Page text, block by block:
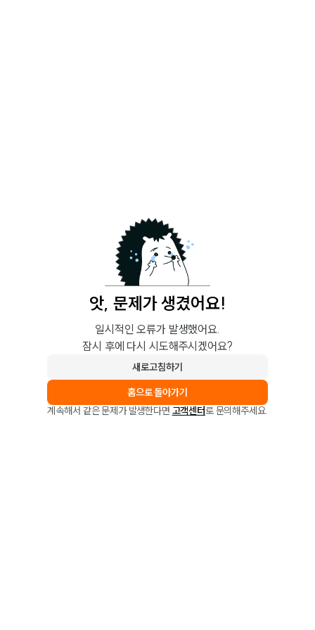
앗, 문제가 생겼어요!
일시적인 오류가 발생했어요.
잠시 후에 다시 시도해주시겠어요?
새로고침하기
홈으로 돌아가기
계속해서 같은 문제가 발생한다면 고객센터로 문의해주세요.